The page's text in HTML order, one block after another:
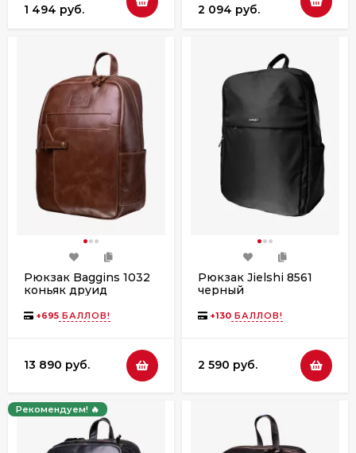
1 494 руб. 2 094 руб.
Рюкзак Baggins 1032
коньяк друид
+695 БАЛЛОВ!
13 890 руб.
Рюкзак Jielshi 8561
черный
+130 БАЛЛОВ!
2 590 руб.
Рекомендуем! 🔥